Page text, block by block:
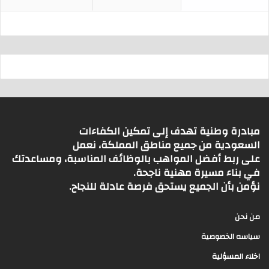
مبادرة وطنية تهدف إلى تمكين الكفاءات
السعودية من جميع مناطق المملكة، نعمل
على ربط أفضل المواهب بالوظائف المناسبة، ومساعدتك
في بناء مسيرة مهنية ناجحة.
نؤمن بأن الجميع يستحق فرصة عادلة للنجاح.
من نحن
سياسه الخصوصية
اخلاء المسؤلية